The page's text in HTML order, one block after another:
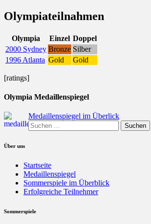
Olympiateilnahmen
Olympia Einzel Doppel
2000 Sydney Bronze Silber
1996 Atlanta Gold Gold
[ratings]
Olympia Medaillenspiegel
Medaillenspiegel im Überlick
Suchen
nach:
Über uns
Startseite
Medaillenspiegel
Sommerspiele im Überblick
Erfolgreiche Teilnehmer
Sommerspiele